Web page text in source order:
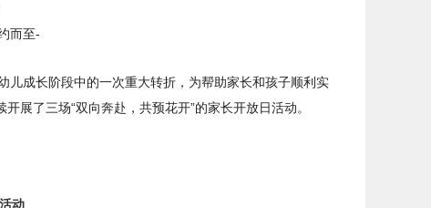
而至-
儿成长阶段中的一次重大转折，为帮助家长和孩子顺利实
展了三场“双向奔赴，共预花开”的家长开放日活动。